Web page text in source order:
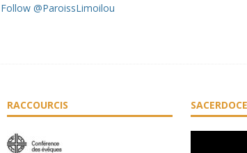
Follow @ParoissLimoilou
RACCOURCIS SACERDOCE